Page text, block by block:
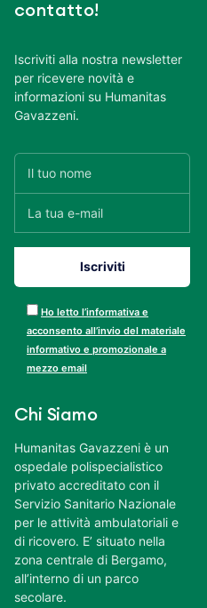
contatto!
Iscriviti alla nostra newsletter
per ricevere novità e
informazioni su Humanitas
Gavazzeni.
Ho letto l’informativa e
acconsento all’invio del materiale
informativo e promozionale a
mezzo email
Chi Siamo
Humanitas Gavazzeni è un
ospedale polispecialistico
privato accreditato con il
Servizio Sanitario Nazionale
per le attività ambulatoriali e
di ricovero. E’ situato nella
zona centrale di Bergamo,
all’interno di un parco
secolare.